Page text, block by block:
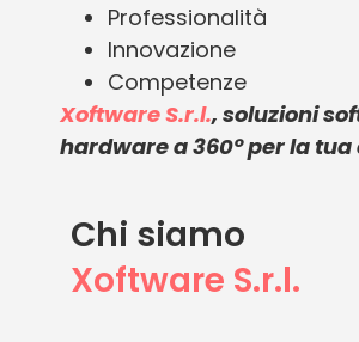
Professionalità
Innovazione
Competenze
Xoftware S.r.l., soluzioni
hardware a 360° per la tua
Chi siamo
Xoftware S.r.l.